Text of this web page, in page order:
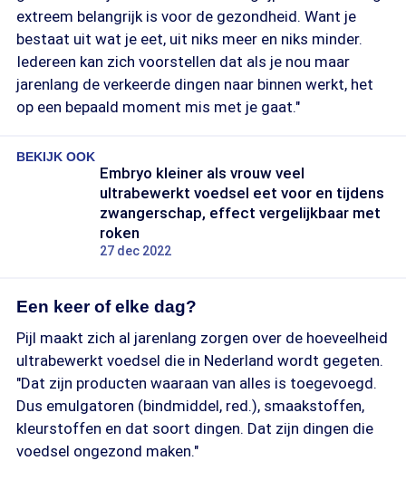
extreem belangrijk is voor de gezondheid. Want je
bestaat uit wat je eet, uit niks meer en niks minder.
Iedereen kan zich voorstellen dat als je nou maar
jarenlang de verkeerde dingen naar binnen werkt, het
op een bepaald moment mis met je gaat."
BEKIJK OOK
Embryo kleiner als vrouw veel
ultrabewerkt voedsel eet voor en tijdens
zwangerschap, effect vergelijkbaar met
roken
27 dec 2022
Een keer of elke dag?
Pijl maakt zich al jarenlang zorgen over de hoeveelheid
ultrabewerkt voedsel die in Nederland wordt gegeten.
"Dat zijn producten waaraan van alles is toegevoegd.
Dus emulgatoren (bindmiddel, red.), smaakstoffen,
kleurstoffen en dat soort dingen. Dat zijn dingen die
voedsel ongezond maken."